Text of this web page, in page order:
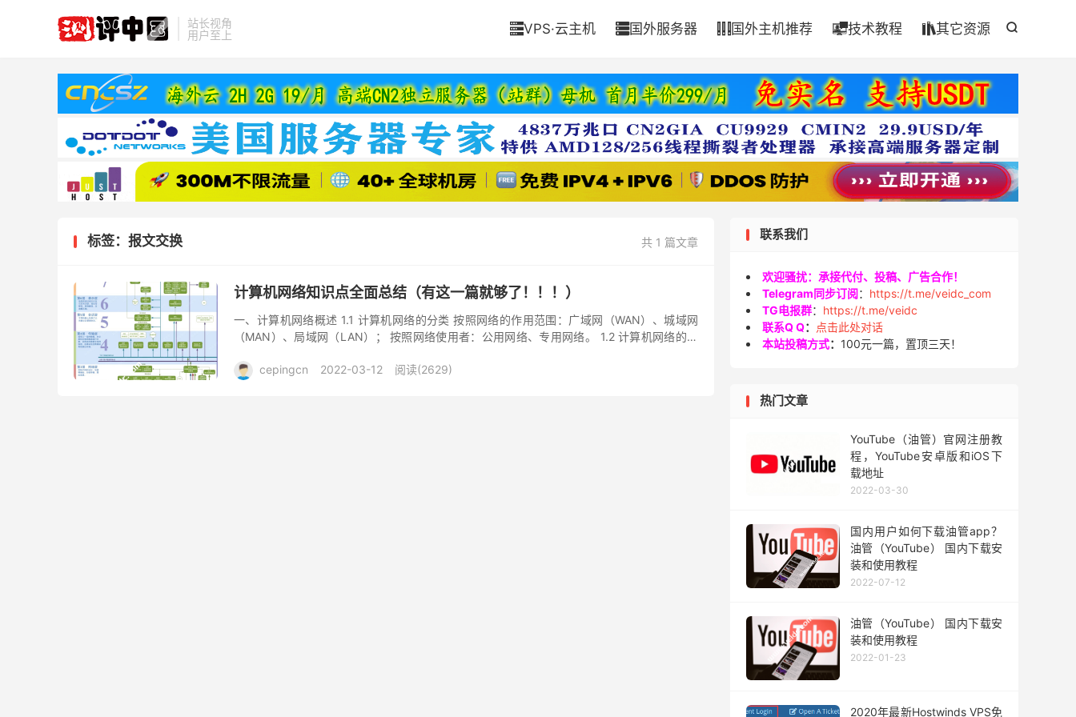
站长视角
用户至上

VPS·云主机 国外服务器  国外主机推荐 技术教程 其它资源
共 1 篇文章
标签：报文交换
计算机网络知识点全面总结（有这一篇就够了！！！）
一、计算机网络概述 1.1 计算机网络的分类 按照网络的作用范围：广域网（WAN）、城域网
（MAN）、局域网（LAN）； 按照网络使用者：公用网络、专用网络。 1.2 计算机网络的层
cepingcn
2022-03-12 阅读(2629)
联系我们
欢迎骚扰：承接代付、投稿、广告合作！
Telegram同步订阅： https://t.me/veidc_com
TG电报群： https://t.me/veidc
联系Q Q：
点击此处对话
本站投稿方式： 100元一篇，置顶三天！
热门文章
YouTube（油管）官网注册教
程，YouTube安卓版和iOS下
载地址
2022-03-30
国内用户如何下载油管app？
油管（YouTube） 国内下载安
装和使用教程
2022-07-12
油管（YouTube） 国内下载安
装和使用教程
2022-01-23
2020年最新Hostwinds VPS免